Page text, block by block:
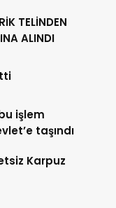
TELİNDEN
ALINDI
işlem
taşındı
Karpuz